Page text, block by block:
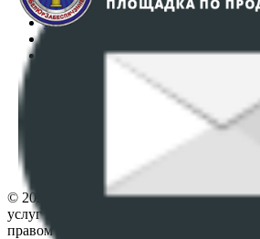
Регламент организации и
Политика в отношении
ПОЛОЖЕНИЕ О ПОЛИТИКЕ
Настройки cookie-файлов
© 2026 Республиканское унитарное
услуг "БелЮрОбеспечение" - Все
правом